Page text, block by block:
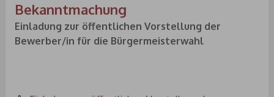
Bekanntmachung
Einladung zur öffentlichen Vorstellung der
Bewerber/in für die Bürgermeisterwahl